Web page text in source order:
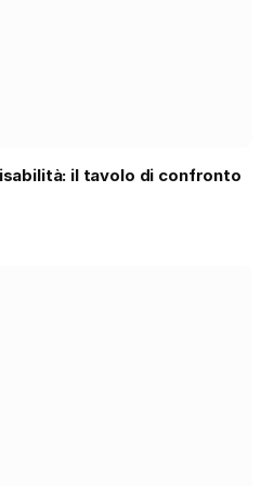
il tavolo di confronto